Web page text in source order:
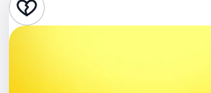
Стендап